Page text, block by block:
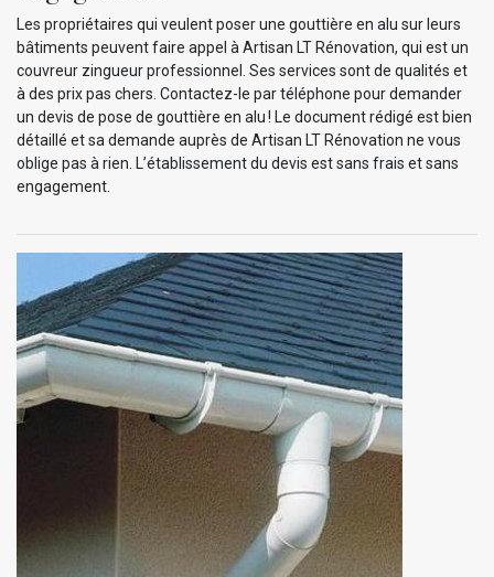
Les propriétaires qui veulent poser une gouttière en alu sur leurs
bâtiments peuvent faire appel à Artisan LT Rénovation, qui est un
couvreur zingueur professionnel. Ses services sont de qualités et
à des prix pas chers. Contactez-le par téléphone pour demander
un devis de pose de gouttière en alu ! Le document rédigé est bien
détaillé et sa demande auprès de Artisan LT Rénovation ne vous
oblige pas à rien. L’établissement du devis est sans frais et sans
engagement.